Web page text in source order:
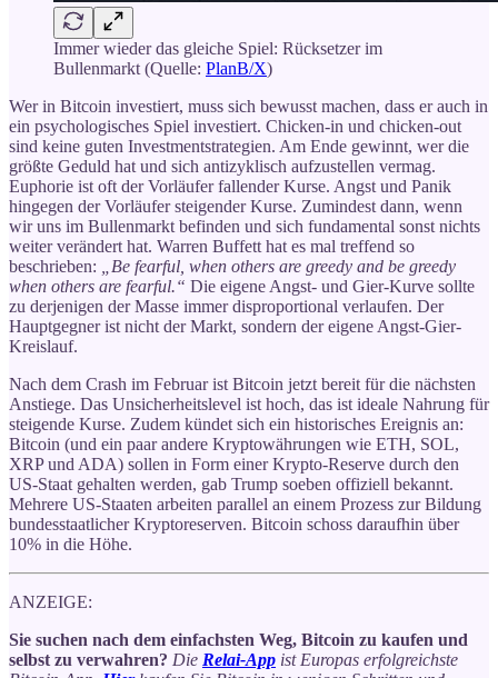
Immer wieder das gleiche Spiel: Rücksetzer im
Bullenmarkt (Quelle: PlanB/X)
Wer in Bitcoin investiert, muss sich bewusst machen, dass er auch in
ein psychologisches Spiel investiert. Chicken-in und chicken-out
sind keine guten Investmentstrategien. Am Ende gewinnt, wer die
größte Geduld hat und sich antizyklisch aufzustellen vermag.
Euphorie ist oft der Vorläufer fallender Kurse. Angst und Panik
hingegen der Vorläufer steigender Kurse. Zumindest dann, wenn
wir uns im Bullenmarkt befinden und sich fundamental sonst nichts
weiter verändert hat. Warren Buffett hat es mal treffend so
beschrieben:
„Be fearful, when others are greedy and be greedy
when others are fearful.“ Die eigene Angst- und Gier-Kurve sollte
zu derjenigen der Masse immer disproportional verlaufen. Der
Hauptgegner ist nicht der Markt, sondern der eigene Angst-Gier-
Kreislauf.
Nach dem Crash im Februar ist Bitcoin jetzt bereit für die nächsten
Anstiege. Das Unsicherheitslevel ist hoch, das ist ideale Nahrung für
steigende Kurse. Zudem kündet sich ein historisches Ereignis an:
Bitcoin (und ein paar andere Kryptowährungen wie ETH, SOL,
XRP und ADA) sollen in Form einer Krypto-Reserve durch den
US-Staat gehalten werden, gab Trump soeben offiziell bekannt.
Mehrere US-Staaten arbeiten parallel an einem Prozess zur Bildung
bundesstaatlicher Kryptoreserven. Bitcoin schoss daraufhin über
10% in die Höhe.
ANZEIGE:
Sie suchen nach dem einfachsten Weg, Bitcoin zu kaufen und
selbst zu verwahren? Die Relai-App ist Europas erfolgreichste